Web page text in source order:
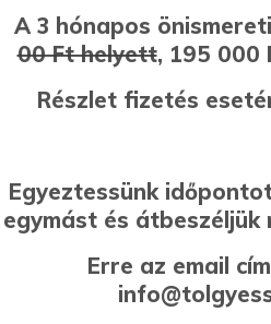
A 3 hónapos
00 Ft helyett, 195 000
Részlet fizetés
Egyeztessünk
egymást és átbeszéljük
Erre az email